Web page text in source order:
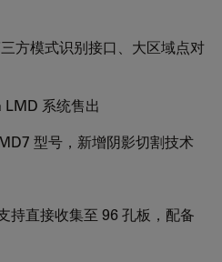
方模式识别接口、大区域点对
LMD 系统售出
型号，新增阴影切割技术
持直接收集至 96 孔板，配备